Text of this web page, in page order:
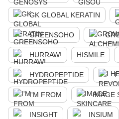
GK GLOBAL KERATIN
GREENSOHO
HURRAW! HISMILE
HYDROPEPTIDE I
I'M FROM IMAGE
INSIGHT INSIUM